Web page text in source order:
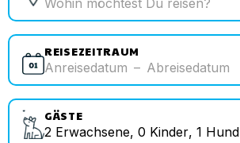
REISEZEITRAUM
Anreisedatum – Abreisedatum
GÄSTE
2 Erwachsene, 0 Kinder, 1 Hund